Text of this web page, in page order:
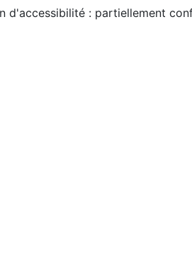
d'accessibilité : partiellement